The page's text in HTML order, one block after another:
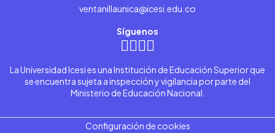
ventanillaunica@icesi.edu.co
Síguenos
La Universidad Icesi es una Institución de Educación Superior que
se encuentra sujeta a inspección y vigilancia por parte del
Ministerio de Educación Nacional.
Configuración de cookies